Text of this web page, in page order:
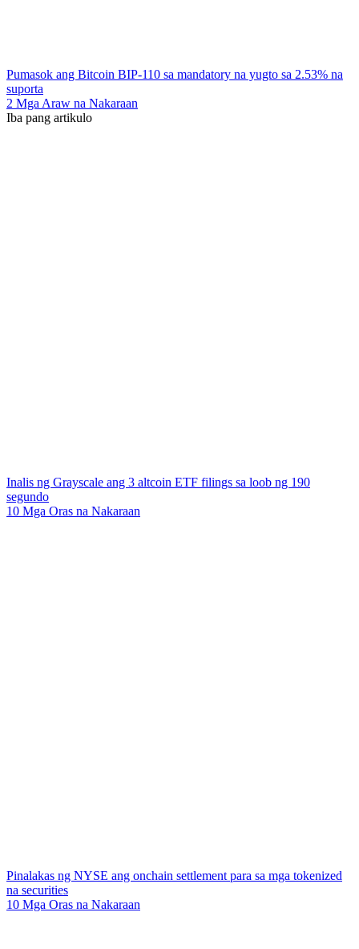
Pumasok ang Bitcoin BIP-110 sa mandatory na yugto sa 2.53% na
suporta
2 Mga Araw na Nakaraan
Iba pang artikulo
Inalis ng Grayscale ang 3 altcoin ETF filings sa loob ng 190
segundo
10 Mga Oras na Nakaraan
Pinalakas ng NYSE ang onchain settlement para sa mga tokenized
na securities
10 Mga Oras na Nakaraan